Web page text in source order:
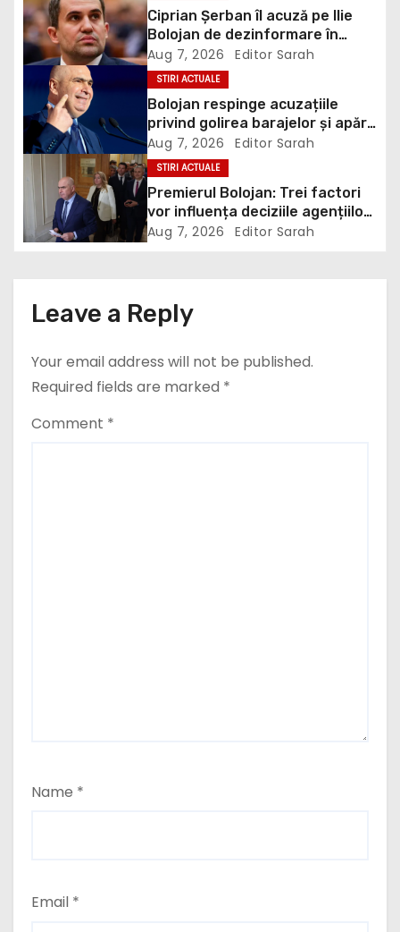
v
i
g
a
t
i
o
Ciprian Șerban îl acuză pe Ilie
Bolojan de dezinformare în
scandalul proiectului Bala II: „A
fost blocat de Comisia
Europeană, nu abandonat”
Aug 7, 2026 Editor Sarah
STIRI ACTUALE
Bolojan respinge acuzațiile
privind golirea barajelor și apără
renunțarea la cărbune: „Era o
necesitate economică”
Aug 7, 2026 Editor Sarah
STIRI ACTUALE
Premierul Bolojan: Trei factori
vor influența deciziile agențiilor
de rating privind România
Aug 7, 2026 Editor Sarah
Leave a Reply
Your email address will not be published.
Required fields are marked *
Comment *
Name *
Email *